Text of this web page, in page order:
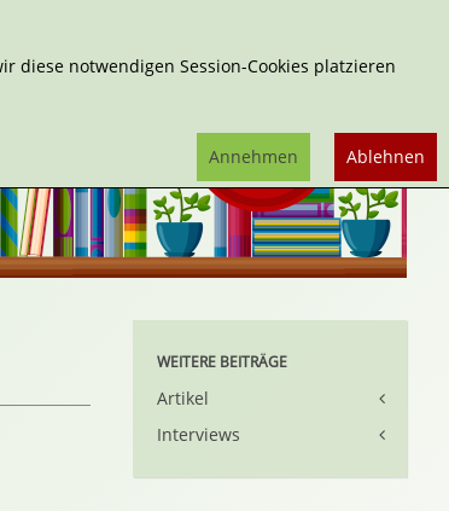
WEITERE BEITRÄGE
Artikel
Interviews
diese notwendigen Session-Cookies platzieren
Ablehnen
Annehmen